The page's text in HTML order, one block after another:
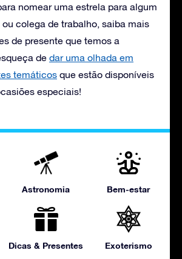
nomear uma estrela para algum
colega de trabalho, saiba mais
de presente que temos a
de dar uma olhada em
temáticos que estão disponíveis
especiais!
Astronomia Bem-estar
Dicas & Presentes Exoterismo